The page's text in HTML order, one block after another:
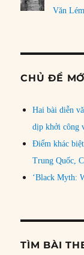
Văn
CHỦ ĐỀ
Hai bài diễn
dịp khởi công
Điểm khác
Trung Quốc,
‘Black Myth:
TÌM BÀI